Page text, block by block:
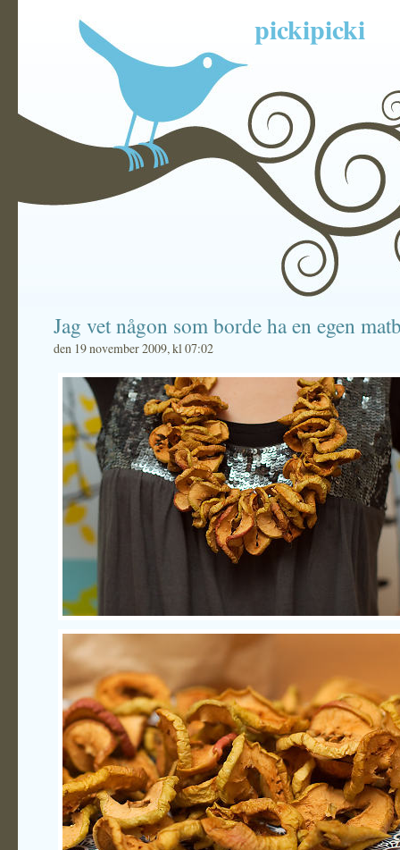
pickipicki
Jag vet någon som borde ha en egen
den 19 november 2009, kl 07:02